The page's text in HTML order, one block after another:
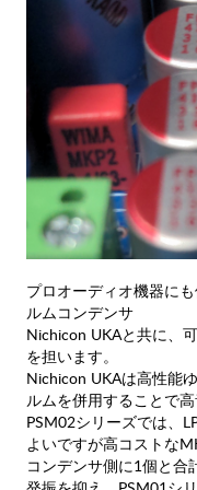
プロオーディオ機器に
ルムコンデンサ
Nichicon UKAと共に、
を担います。
Nichicon UKAは高性能
ルムを併用することで
PSM02シリーズでは、
よいですが高コストな
コンデンサ側に1個と合